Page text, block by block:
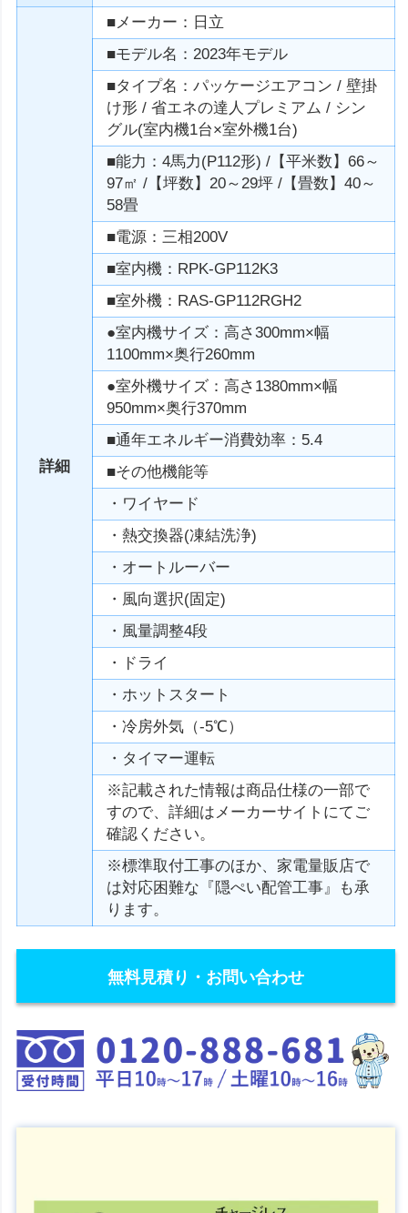
詳細
■メーカー：日立
■モデル名：2023年モデル
■タイプ名：パッケージエアコン / 壁掛
け形 / 省エネの達人プレミアム / シン
グル(室内機1台×室外機1台)
■能力：4馬力(P112形) /【平米数】66～
97㎡ /【坪数】20～29坪 /【畳数】40～
58畳
■電源：三相200V
■室内機：RPK-GP112K3
■室外機：RAS-GP112RGH2
●室内機サイズ：高さ300mm×幅
1100mm×奥行260mm
●室外機サイズ：高さ1380mm×幅
950mm×奥行370mm
■通年エネルギー消費効率：5.4
■その他機能等
・ワイヤード
・熱交換器(凍結洗浄)
・オートルーバー
・風向選択(固定)
・風量調整4段
・ドライ
・ホットスタート
・冷房外気（-5℃）
・タイマー運転
※記載された情報は商品仕様の一部で
すので、詳細はメーカーサイトにてご
確認ください。
※標準取付工事のほか、家電量販店で
は対応困難な『隠ぺい配管工事』も承
ります。
無料見積り・お問い合わせ